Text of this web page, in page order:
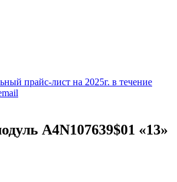
прайс-лист на 2025г. в течение
А4N107639$01 «13»